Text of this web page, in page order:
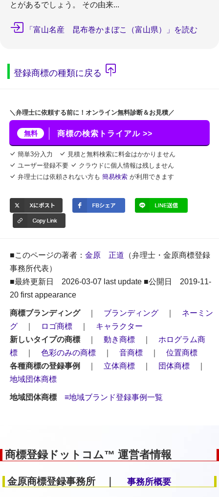
とがあるでしょう。 その由来...
「富山名産 昆布巻かまぼこ（富山県）」を読む
登録商標の種類に戻る
＼弁理士に依頼する前に！オンライン無料診断＆お見積／
無料 商標の検索トライアル >>
簡単3分入力
見積と無料検索に料金はかかりません
ユーザー登録不要
クラウドに個人情報は残しません
弁理士には依頼されない方も 簡易検索 が利用できます
■このページの著者： 金原 正道 （弁理士・金原商標登録
事務所代表）
■最終更新日 2026-03-07 last update ■公開日 2019-11-
20 first appearance
商標ブランディング｜ ブランディング
ネーミン
グ
ロゴ商標
キャラクター
新しいタイプの商標
動き商標
ホログラム商
標
色彩のみの商標 音商標
位置商標
各種商標の登録事例
立体商標 団体商標
地域団体商標
地域団体商標 ≡地域ブランド登録事例一覧
商標登録ドットコム™ 運営者情報
金原商標登録事務所 ｜ 事務所概要